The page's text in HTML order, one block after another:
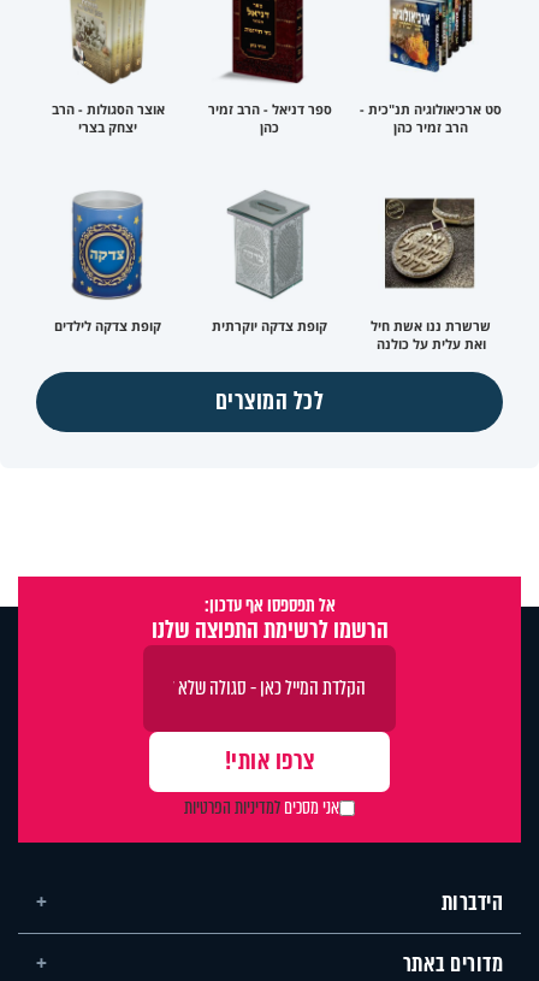
סט ארכיאולוגיה תנ"כית -
הרב זמיר כהן
ספר דניאל - הרב זמיר
כהן
אוצר הסגולות - הרב
יצחק בצרי
שרשרת ננו אשת חיל
ואת עלית על כולנה
קופת צדקה יוקרתית קופת צדקה לילדים
לכל המוצרים
אל תפספסו אף עדכון:
הרשמו לרשימת התפוצה שלנו
אני מסכיםלמדיניות הפרטיות
הידברות
מדורים באתר